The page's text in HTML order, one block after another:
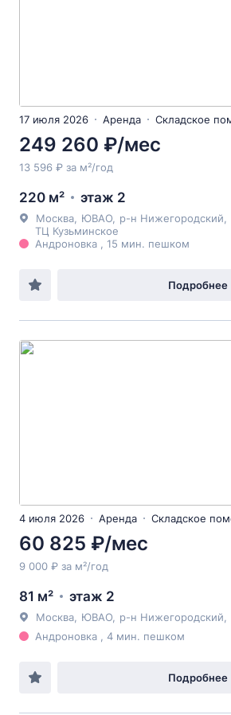
17 июля 2026 Аренда Складское
249 260 ₽/мес
13 596 ₽ за м²/год
220 м² этаж 2
Москва ЮВАО р-н Нижегородский
ТЦ Кузьминское
Андроновка , 15 мин. пешком
Подробнее
4 июля 2026 Аренда Складское
60 825 ₽/мес
9 000 ₽ за м²/год
81 м² этаж 2
Москва ЮВАО р-н Нижегородский
Андроновка , 4 мин. пешком
Подробнее